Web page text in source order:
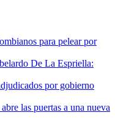
para pelear por
De La Espriella:
por gobierno
las puertas a una nueva